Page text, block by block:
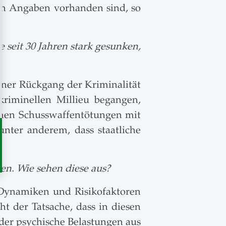
Angaben vorhanden sind, so
30 Jahren stark gesunken,
Rückgang der Kriminalität
Millieu begangen,
Schusswaffentötungen mit
anderem, dass staatliche
Wie sehen diese aus?
und Risikofaktoren
der Tatsache, dass in diesen
psychische Belastungen aus